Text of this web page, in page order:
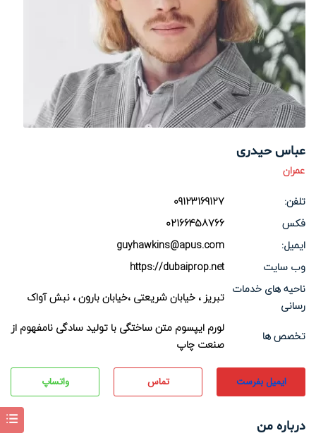
عباس حیدری
عمران
تلفن:
09123169127
فکس
02166458766
ایمیل:
guyhawkins@apus.com
وب سایت
https://dubaiprop.net
ناحیه های خدمات
رسانی
تبریز ، خیابان شریعتی ،خیابان بارون ، نبش آواک
تخصص ها
لورم ایپسوم متن ساختگی با تولید سادگی نامفهوم از
صنعت چاپ
ایمیل بفرست تماس واتساپ
درباره من